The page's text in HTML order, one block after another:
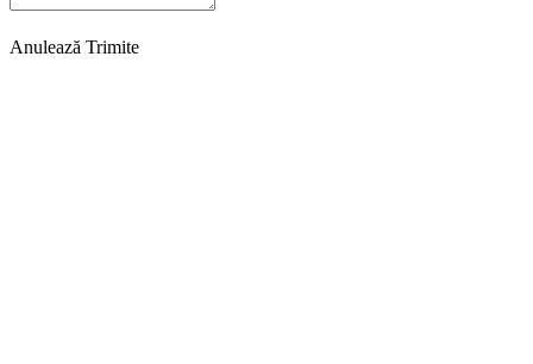
Anulează Trimite